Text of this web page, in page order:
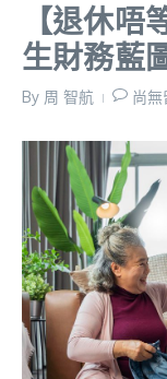
【退休
生財務藍
By 周 智航 尚無